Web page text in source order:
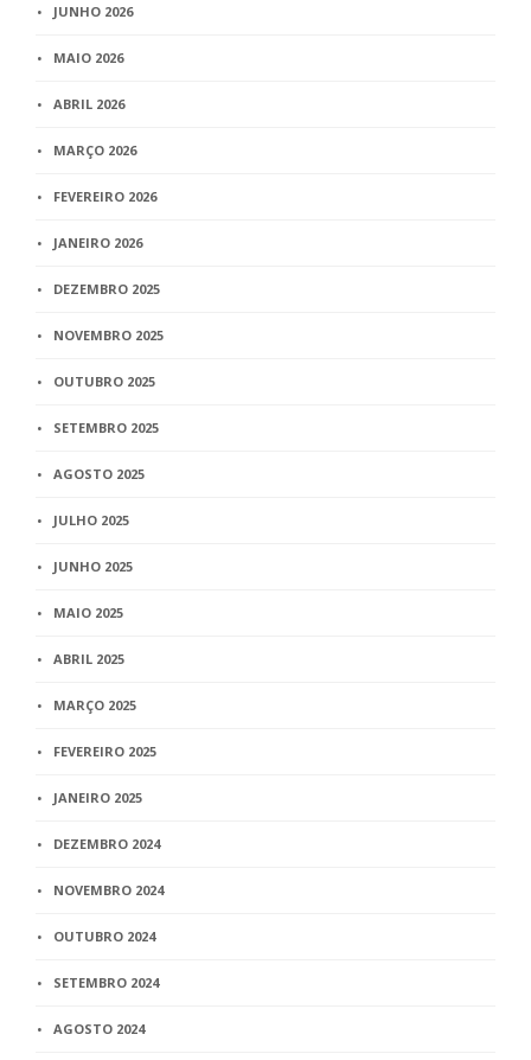
JUNHO 2026
MAIO 2026
ABRIL 2026
MARÇO 2026
FEVEREIRO 2026
JANEIRO 2026
DEZEMBRO 2025
NOVEMBRO 2025
OUTUBRO 2025
SETEMBRO 2025
AGOSTO 2025
JULHO 2025
JUNHO 2025
MAIO 2025
ABRIL 2025
MARÇO 2025
FEVEREIRO 2025
JANEIRO 2025
DEZEMBRO 2024
NOVEMBRO 2024
OUTUBRO 2024
SETEMBRO 2024
AGOSTO 2024